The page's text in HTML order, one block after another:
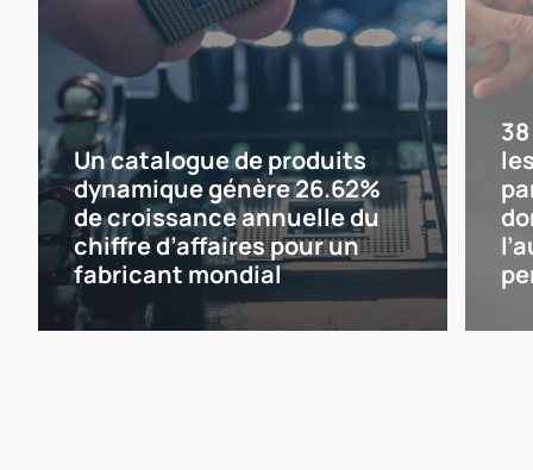
Un catalogue de produits
dynamique génère 26.62%
de croissance annuelle du
chiffre d’affaires pour un
fabricant mondial